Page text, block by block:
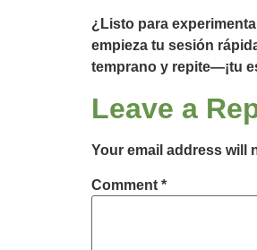
¿Listo para
empieza tu sesión
temprano y repite—¡tu
Leave a
Your email address will
Comment *